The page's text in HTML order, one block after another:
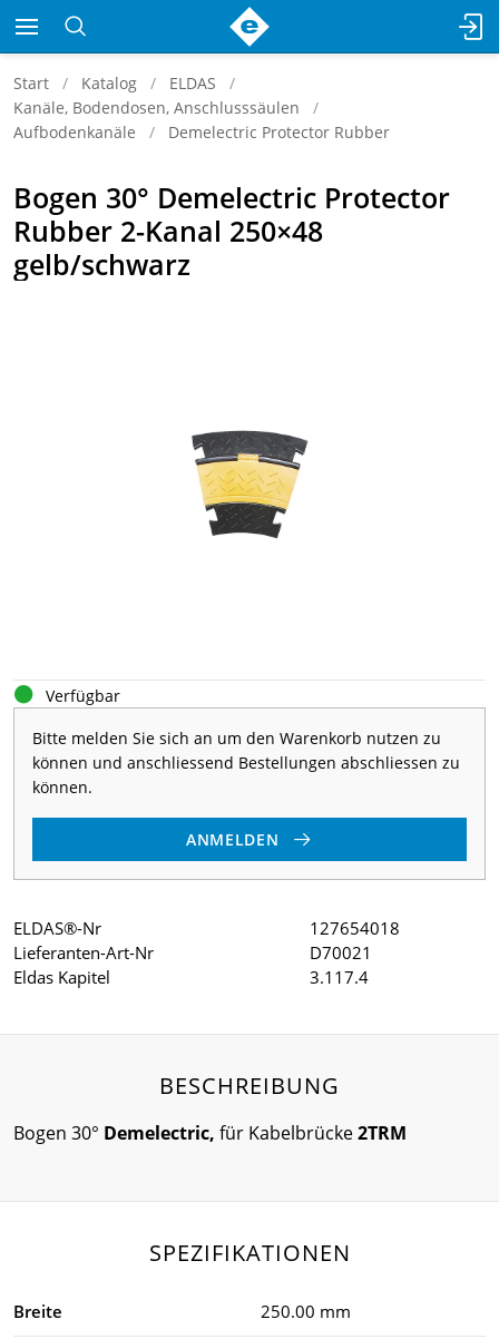
Start Katalog
ELDAS
Kanäle, Bodendosen, Anschlusssäulen
Aufbodenkanäle
Demelectric Protector Rubber
Bogen 30° Demelectric Protector
Rubber 2-Kanal 250×48
gelb/schwarz
Verfügbar
Bitte melden Sie sich an um den Warenkorb nutzen zu
können und anschliessend Bestellungen abschliessen zu
können.
ANMELDEN
ELDAS®-Nr
127654018
Lieferanten-Art-Nr
D70021
Eldas Kapitel
3.117.4
BESCHREIBUNG
Bogen 30° Demelectric, für Kabelbrücke2TRM
SPEZIFIKATIONEN
Breite 250.00 mm